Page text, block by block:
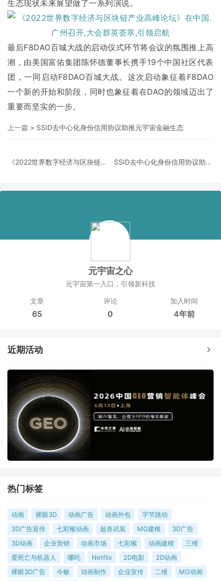
生态现状未来展望做了一系列演说。
最后F8DAO百城大战的启动仪式环节将会议的氛围推上高
潮，由美国富佑集团陈怀德董事长携手19个中国社区代表
团，一同启动F8DAO百城大战。这次启动象征着F8DAO
一个新的开始和阶段，同时也象征着在DAO的领域迈出了
重要而坚实的一步。
上一篇 > SSID去中心化身份信用协议助推元宇宙金融生态
《2022世界数字经济与区块链产
SSID去中心化身份信用协议助推
元宇宙之心
元宇宙第一入口，引领新科技
文章
65
评论
0
加入时间
4年前
近期活动
热门标签
动画 裸眼3D 动画广告 动画外包
字节跳动
3D广告宣传
七彩猴动画 超兽武装 MG建模
3D广告
3D动画
企业营销 动画市场 七彩猴 动画建模
三维
爱死亡与机器人
哪吒 Netflix 2D电影
2D动画
裸眼3D广告
今敏 动画制作 企业宣传 二维
MG动画